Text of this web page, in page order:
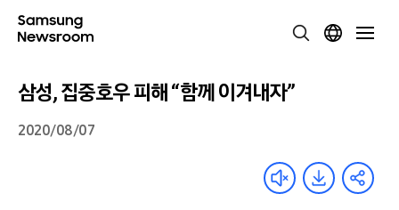
삼성, 집중호우 피해 “함께 이겨내자”
2020/08/07